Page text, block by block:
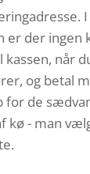
I
er der ingen
når
og betal
for de
kø - man